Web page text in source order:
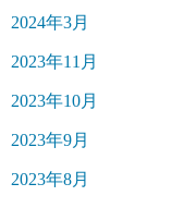
2024年3月
2023年11月
2023年10月
2023年9月
2023年8月